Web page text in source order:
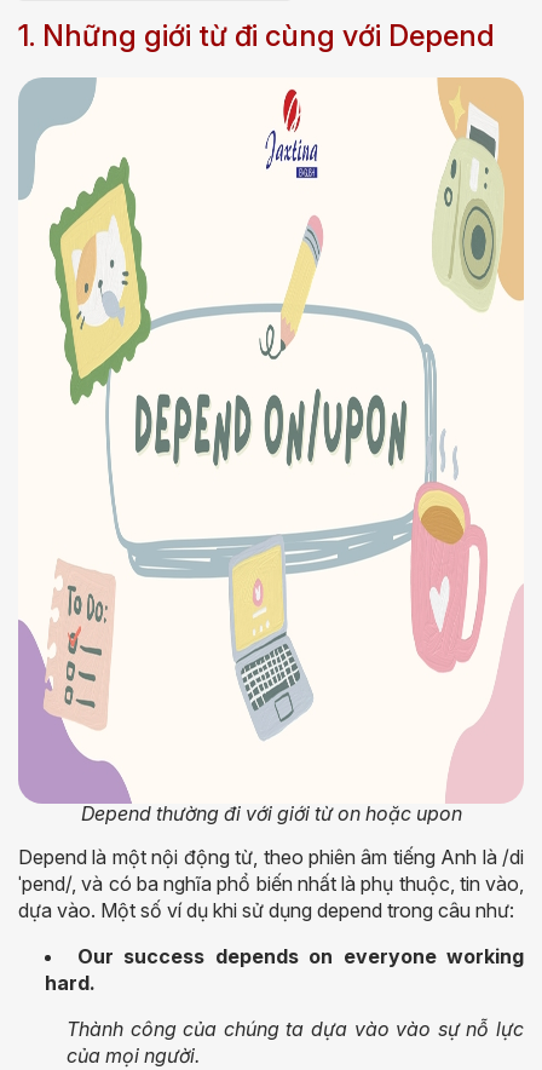
1. Những giới từ đi cùng với Depend
Depend thường đi với giới từ on hoặc upon
Depend là một nội động từ, theo phiên âm tiếng Anh là /di
ˈpend/, và có ba nghĩa phổ biến nhất là phụ thuộc, tin vào,
dựa vào. Một số ví dụ khi sử dụng depend trong câu như:
Our success depends on everyone working
hard.
Thành công của chúng ta dựa vào vào sự nỗ lực
của mọi người.